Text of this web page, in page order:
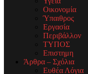
Οικονομία
Ύπαιθρος
Εργασία
Περιβάλλον
ΤΥΠΟΣ
Επιστημη
Άρθρα – Σχόλια
Ευθέα Λόγια